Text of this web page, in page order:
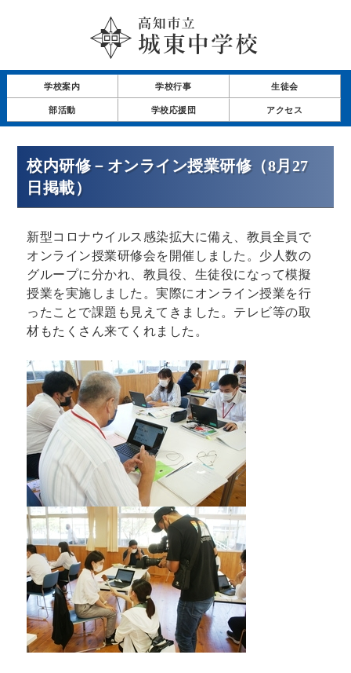
学校案内 学校行事 生徒会
部活動 学校応援団 アクセス
校内研修－オンライン授業研修（8月27
日掲載）
新型コロナウイルス感染拡大に備え、教員全員で
オンライン授業研修会を開催しました。少人数の
グループに分かれ、教員役、生徒役になって模擬
授業を実施しました。実際にオンライン授業を行
ったことで課題も見えてきました。テレビ等の取
材もたくさん来てくれました。